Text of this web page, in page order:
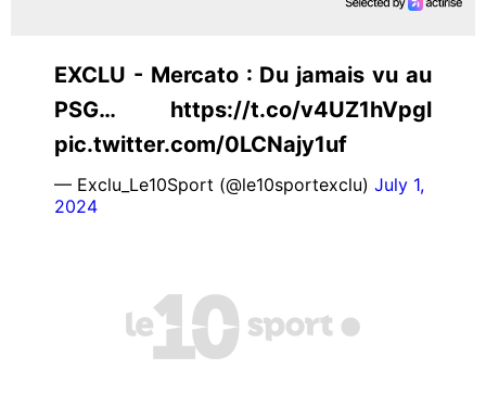
EXCLU - Mercato : Du jamais vu au
PSG… https://t.co/v4UZ1hVpgl
pic.twitter.com/0LCNajy1uf
— Exclu_Le10Sport (@le10sportexclu) July 1,
2024